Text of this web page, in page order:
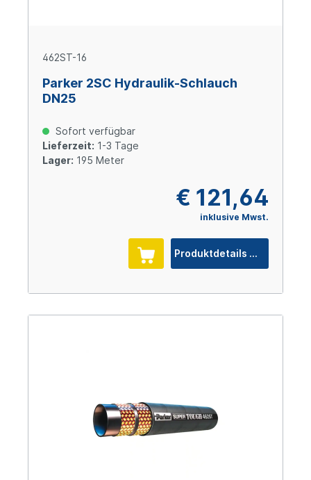
462ST-16
Parker 2SC Hydraulik-Schlauch
DN25
Sofort verfügbar
Lieferzeit: 1-3 Tage
Lager: 195 Meter
€ 121,64
inklusive Mwst.
Produktdetails